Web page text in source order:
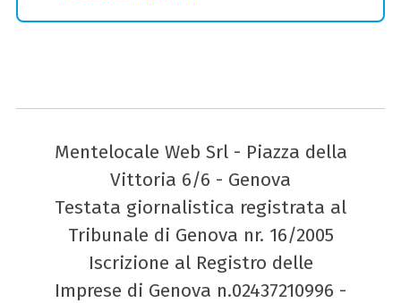
Mentelocale Web Srl - Piazza della
Vittoria 6/6 - Genova
Testata giornalistica registrata al
Tribunale di Genova nr. 16/2005
Iscrizione al Registro delle
Imprese di Genova n.02437210996 -